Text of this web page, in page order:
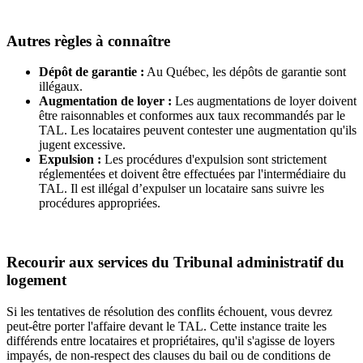
Autres règles à connaître
Dépôt de garantie : Au Québec, les dépôts de garantie sont
illégaux.
Augmentation de loyer : Les augmentations de loyer doivent
être raisonnables et conformes aux taux recommandés par le
TAL. Les locataires peuvent contester une augmentation qu'ils
jugent excessive.
Expulsion : Les procédures d'expulsion sont strictement
réglementées et doivent être effectuées par l'intermédiaire du
TAL. Il est illégal d’expulser un locataire sans suivre les
procédures appropriées.
Recourir aux services du Tribunal administratif du
logement
Si les tentatives de résolution des conflits échouent, vous devrez
peut-être porter l'affaire devant le TAL. Cette instance traite les
différends entre locataires et propriétaires, qu'il s'agisse de loyers
impayés, de non-respect des clauses du bail ou de conditions de